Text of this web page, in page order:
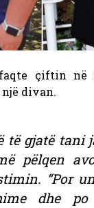
çiftin në
divan.
të gjatë tani
pëlqen
“Por
dhe